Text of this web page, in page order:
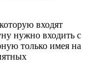
входят
нужно входить с
только имея на